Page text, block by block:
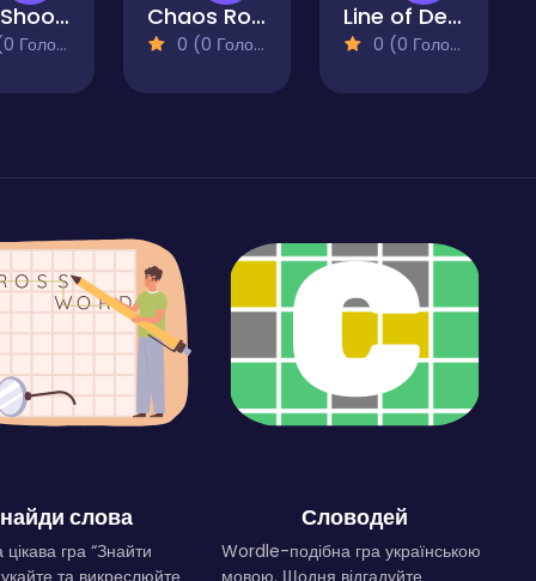
Gun Shooter Chaos Road Combat Car Racing
0 (0 Голосів)
Line of Defense 2
0 (0 Голосів)
слова
гра “Знайти
Словодей
Wordle-подібна гра українською